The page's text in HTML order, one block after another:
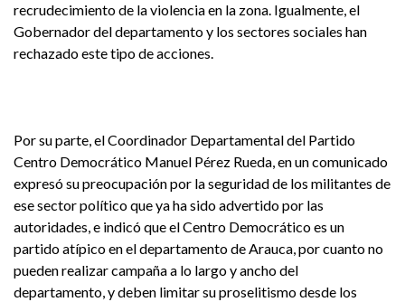
recrudecimiento de la violencia en la zona. Igualmente, el
Gobernador del departamento y los sectores sociales han
rechazado este tipo de acciones.
Por su parte, el Coordinador Departamental del Partido
Centro Democrático Manuel Pérez Rueda, en un comunicado
expresó su preocupación por la seguridad de los militantes de
ese sector político que ya ha sido advertido por las
autoridades, e indicó que el Centro Democrático es un
partido atípico en el departamento de Arauca, por cuanto no
pueden realizar campaña a lo largo y ancho del
departamento, y deben limitar su proselitismo desde los